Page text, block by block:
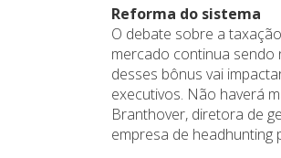
Reforma do sistema
O debate sobre a
mercado continua sendo
desses bônus vai
executivos. Não haverá
Branthover, diretora de
empresa de headhunting